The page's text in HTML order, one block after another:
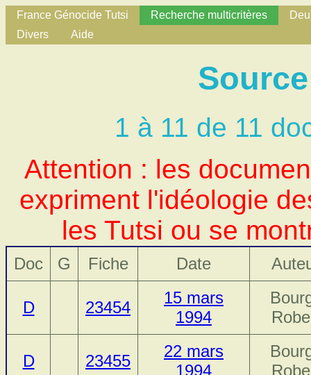
France Génocide Tutsi Recherche multicritères
Divers
Aide
1 à 11 de 11
Attention : les
expriment l'idéologie
les Tutsi ou se
Doc G Fiche Date
D 23454
15 mars
1994
D 23455
22 mars
1994